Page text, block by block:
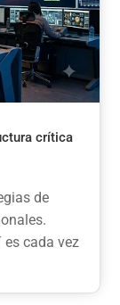
crítica
de
es cada vez